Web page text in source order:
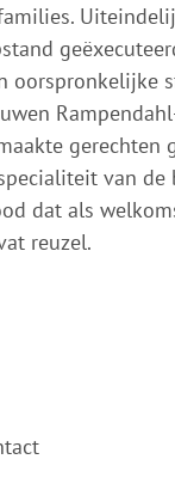
oorspronkelijke
gerechten
van
dat als
reuzel.